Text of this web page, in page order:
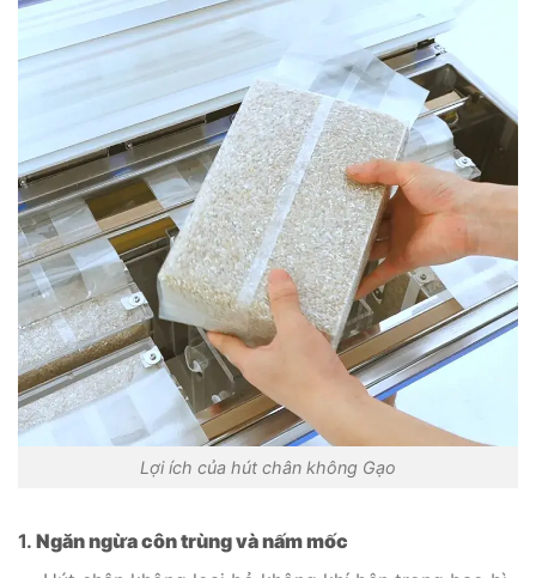
Lợi ích của hút chân không Gạo
1. Ngăn ngừa côn trùng và nấm mốc